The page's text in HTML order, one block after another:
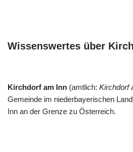
Wissenswertes über
Kirchdorf am Inn (amtlich: Kirchdorf
Gemeinde im niederbayerischen
Inn an der Grenze zu Österreich.